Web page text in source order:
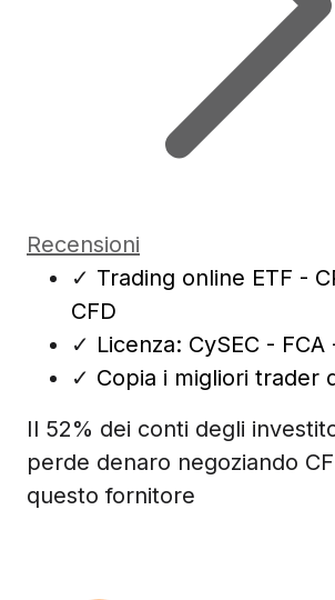
Recensioni
✓ Trading online ETF -
CFD
✓ Licenza: CySEC - FCA
✓ Copia i migliori trader
Il 52% dei conti degli
perde denaro negoziando
questo fornitore